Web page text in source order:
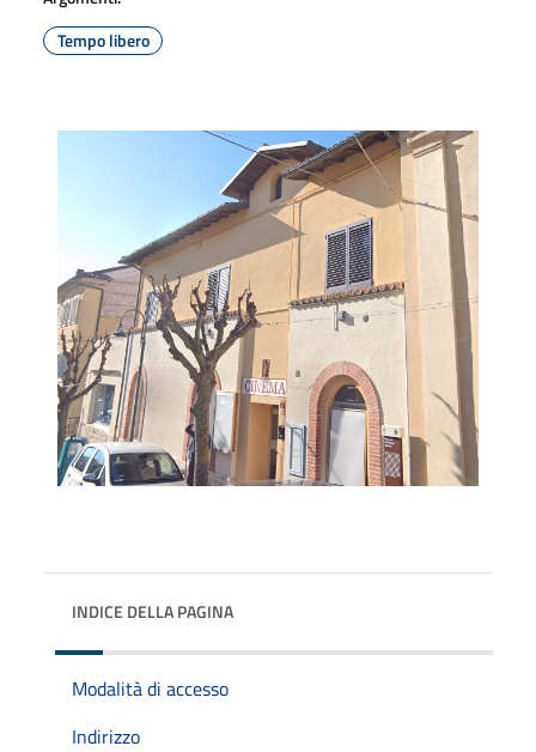
Tempo libero
INDICE DELLA PAGINA
Modalità di accesso
Indirizzo